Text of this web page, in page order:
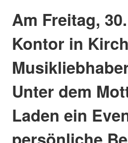
Am Freitag,
Kontor in
Unter dem
Laden ein